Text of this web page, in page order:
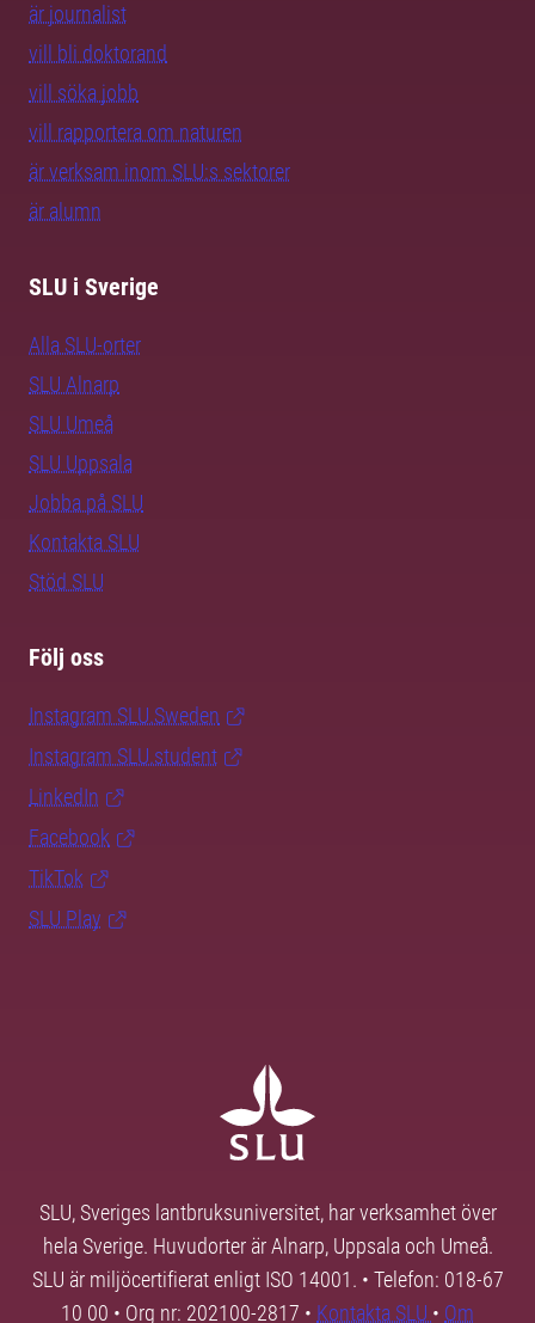
är journalist
vill bli doktorand
vill söka jobb
vill rapportera om naturen
är verksam inom SLU:s sektorer
är alumn
SLU i Sverige
Alla SLU-orter
SLU Alnarp
SLU Umeå
SLU Uppsala
Jobba på SLU
Kontakta SLU
Stöd SLU
Följ oss
Instagram SLU.Sweden
Instagram SLU.student
LinkedIn
Facebook
TikTok
SLU Play
SLU, Sveriges lantbruksuniversitet, har verksamhet över
hela Sverige. Huvudorter är Alnarp, Uppsala och Umeå.
SLU är miljöcertifierat enligt ISO 14001. • Telefon: 018-67
10 00 • Org nr: 202100-2817 • Kontakta SLU • Om